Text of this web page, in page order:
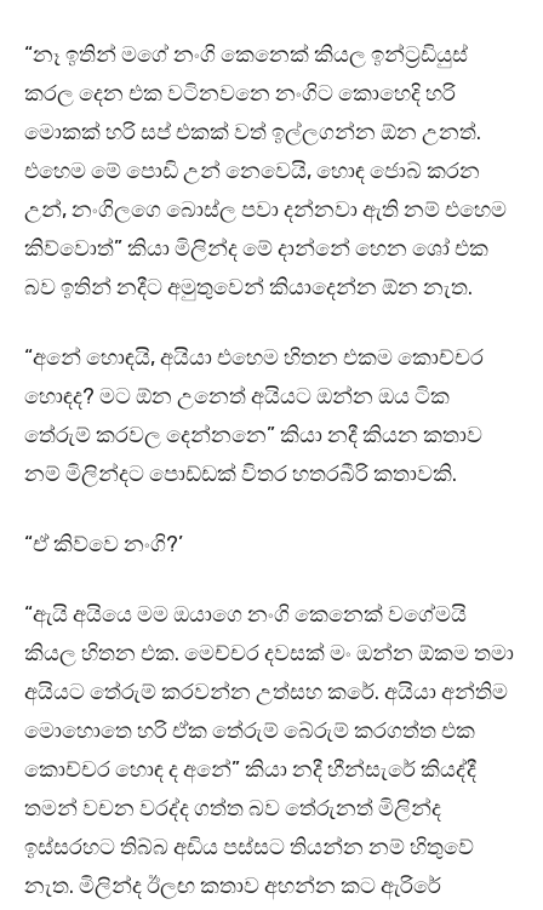
“නෑ ඉතින් මගේ නංගි කෙනෙක් කියල ඉන්ට්‍රඩියුස්
කරල දෙන එක වටිනවනෙ නංගිට කොහෙදි හරි
මොකක් හරි සප් එකක් වත් ඉල්ලගන්න ඕන උනත්.
එහෙම මේ පොඩි උන් නෙවෙයි, හොඳ ජොබ් කරන
උන්, නංගිලගෙ බොස්ල පවා දන්නවා ඇති නම් එහෙම
කිව්වොත්” කියා මිලින්ද මේ දාන්නේ හෙන ශෝ එක
බව ඉතින් නදීට අමුතුවෙන් කියාදෙන්න ඕන නැත.
“අනේ හොඳයි, අයියා එහෙම හිතන එකම කොච්චර
හොඳද? මට ඕන උනෙත් අයියට ඔන්න ඔය ටික
තේරුම් කරවල දෙන්නනෙ” කියා නදී කියන කතාව
නම් මිලින්දට පොඩ්ඩක් විතර හතරබීරි කතාවකි.
“ඒ කිව්වෙ නංගි?’
“ඇයි අයියෙ මම ඔයාගෙ නංගි කෙනෙක් වගේමයි
කියල හිතන එක. මෙච්චර දවසක් මං ඔන්න ඕකම තමා
අයියට තේරුම් කරවන්න උත්සහ කරේ. අයියා අන්තිම
මොහොතෙ හරි ඒක තේරුම් බේරුම් කරගත්ත එක
කොච්චර හොඳ ද අනේ” කියා නදී හීන්සැරේ කියද්දී
තමන් වචන වරද්ද ගත්ත බව තේරුනත් මිලින්ද
ඉස්සරහට තිබ්බ අඩිය පස්සට තියන්න නම් හිතුවේ
නැත. මිලින්ද ඊලඟ කතාව අහන්න කට ඇරිරේ